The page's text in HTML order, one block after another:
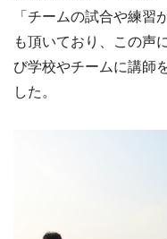
「チームの試合や練習
も頂いており、この声
び学校やチームに講師
した。